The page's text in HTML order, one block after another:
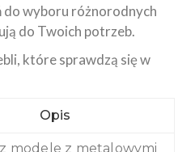
do wyboru różnorodnych
do Twoich potrzeb.
które sprawdzą się w
Opis
modele z metalowymi